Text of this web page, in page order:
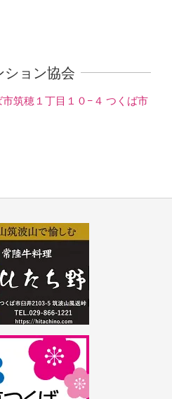
ション協会
筑穂１丁目１０−４ つくば市